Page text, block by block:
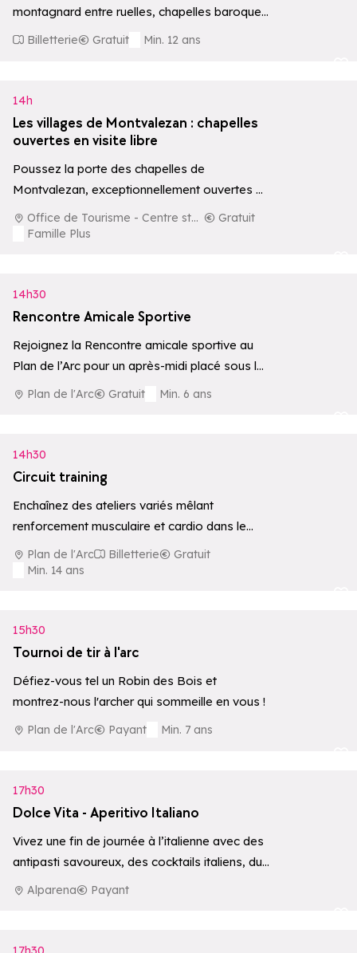
montagnard entre ruelles, chapelles baroques
et traditions locales. Le circuit s'effectue en
Billetterie Gratuit
Min. 12 ans
14h
Les villages de Montvalezan : chapelles
ouvertes en visite libre
Poussez la porte des chapelles de
Montvalezan, exceptionnellement ouvertes au
public chaque jeudi de 14h à 17h. Accueillis par
des…
Office de Tourisme - Centre station
Gratuit
Famille Plus
14h30
Rencontre Amicale Sportive
Rejoignez la Rencontre amicale sportive au
Plan de l’Arc pour un après-midi placé sous le
signe du jeu, du sport…
Plan de l'Arc Gratuit
Min. 6 ans
14h30
Circuit training
Enchaînez des ateliers variés mêlant
renforcement musculaire et cardio dans le
cadre exceptionnel du Plan de l'Arc. Une
séance dynamique…
Plan de l'Arc Billetterie
Gratuit
Min. 14 ans
15h30
Tournoi de tir à l'arc
Défiez-vous tel un Robin des Bois et
montrez-nous l'archer qui sommeille en vous !
Plan de l'Arc Payant
Min. 7 ans
17h30
Dolce Vita - Aperitivo Italiano
Vivez une fin de journée à l’italienne avec des
antipasti savoureux, des cocktails italiens, du
vin ou du Prosecco, le…
Alparena
Payant